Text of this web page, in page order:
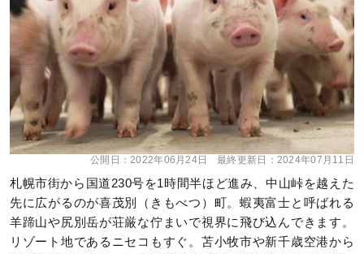
公開日：2022年06月24日 最終更新日： 2024年07月11日
札幌市街から国道230号を1時間半ほど進み、中山峠を越えた
先に広がるのが喜茂別（きもべつ）町。蝦夷富士と呼ばれる
羊蹄山や尻別岳が荘厳な佇まいで視界に飛び込んできます。
リゾート地であるニセコもすぐ。苫小牧市や新千歳空港から